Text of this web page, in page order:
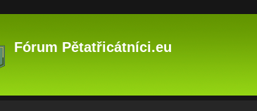
Fórum Pětatřicátníci.eu